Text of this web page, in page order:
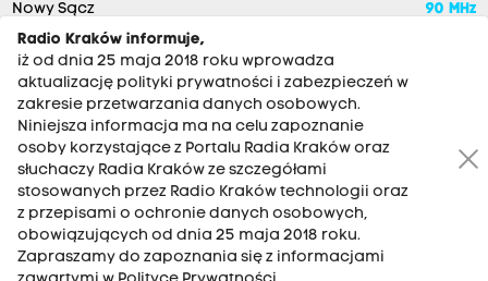
Nowy Sącz 90 MHz
RADIO KRAKÓW SA. Aleja Juliusza Słowackiego 22, 30-007
Kraków
Antena: 12 200 33 33
Radio Kraków informuje,
iż od dnia 25 maja 2018 roku wprowadza
aktualizację polityki prywatności i zabezpieczeń w
zakresie przetwarzania danych osobowych.
Niniejsza informacja ma na celu zapoznanie
osoby korzystające z Portalu Radia Kraków oraz
słuchaczy Radia Kraków ze szczegółami
stosowanych przez Radio Kraków technologii oraz
z przepisami o ochronie danych osobowych,
obowiązujących od dnia 25 maja 2018 roku.
Zapraszamy do zapoznania się z informacjami